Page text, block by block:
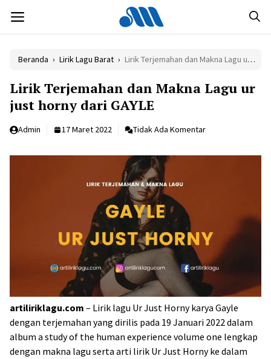
isi
MENU
Beranda › Lirik Lagu Barat › Lirik Terjemahan dan Makna Lagu ur just horny dari GAYLE
Lirik Terjemahan dan Makna Lagu ur
just horny dari GAYLE
Admin 17 Maret 2022 Tidak Ada Komentar
artiliriklagu.com – Lirik lagu Ur Just Horny karya Gayle
dengan terjemahan yang dirilis pada 19 Januari 2022 dalam
album a study of the human experience volume one lengkap
dengan makna lagu serta arti lirik Ur Just Horny ke dalam